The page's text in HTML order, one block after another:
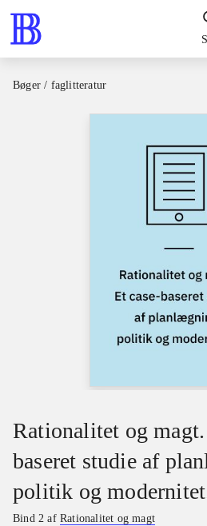
Bøger / faglitteratur
Rationalitet og
baseret studie af
politik og
Bind 2 afRationalitet og magt